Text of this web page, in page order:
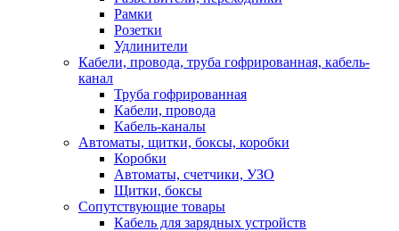
Рамки
Розетки
Удлинители
Кабели, провода, труба гофрированная, кабель-
канал
Труба гофрированная
Кабели, провода
Кабель-каналы
Автоматы, щитки, боксы, коробки
Коробки
Автоматы, счетчики, УЗО
Щитки, боксы
Сопутствующие товары
Кабель для зарядных устройств